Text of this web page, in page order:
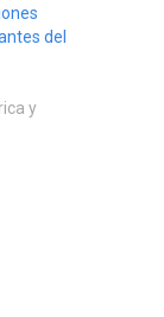
del
y